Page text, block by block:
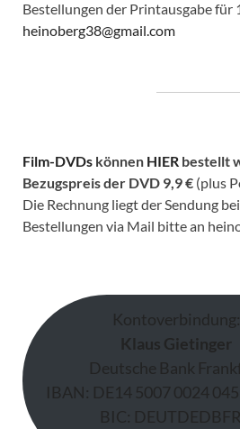
Bestellungen der Printausgabe für
heinoberg38@gmail.com
Film-DVDs können HIER bestellt
Bezugspreis der DVD 9,9 € (plus
Die Rechnung liegt der Sendung bei.
Bestellungen via Mail bitte an
Kontoverbindung:
Klaus Gietinger
Deutsche Bank
IBAN: DE14 5007 0024
BIC: